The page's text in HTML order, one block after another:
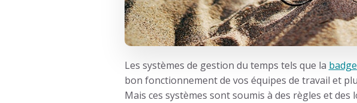
Les systèmes de gestion du temps tels que la
bon fonctionnement de vos équipes de travail et
Mais ces systèmes sont soumis à des règles et des